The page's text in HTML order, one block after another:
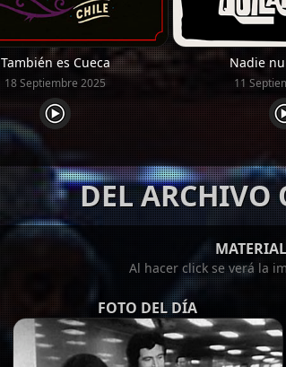
También es Cueca
18 Septiembre 2025
Nadie
11
DEL ARCHIVO
Al hacer click se verá la
FOTO DEL DÍA